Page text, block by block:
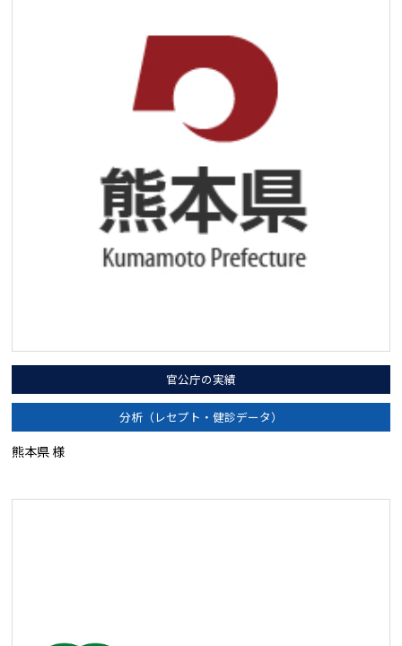
官公庁の実績
分析（レセプト・健診データ）
熊本県 様